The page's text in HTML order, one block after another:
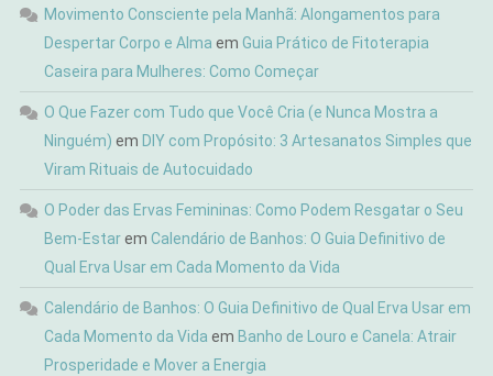
Movimento Consciente pela Manhã: Alongamentos para
Despertar Corpo e Alma em Guia Prático de Fitoterapia
Caseira para Mulheres: Como Começar
O Que Fazer com Tudo que Você Cria (e Nunca Mostra a
Ninguém) em DIY com Propósito: 3 Artesanatos Simples que
Viram Rituais de Autocuidado
O Poder das Ervas Femininas: Como Podem Resgatar o Seu
Bem-Estarem Calendário de Banhos: O Guia Definitivo de
Qual Erva Usar em Cada Momento da Vida
Calendário de Banhos: O Guia Definitivo de Qual Erva Usar em
Cada Momento da Vida em Banho de Louro e Canela: Atrair
Prosperidade e Mover a Energia